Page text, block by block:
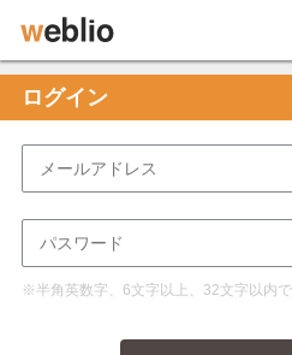
ログイン
※半角英数字、6文字以上、32文字以内